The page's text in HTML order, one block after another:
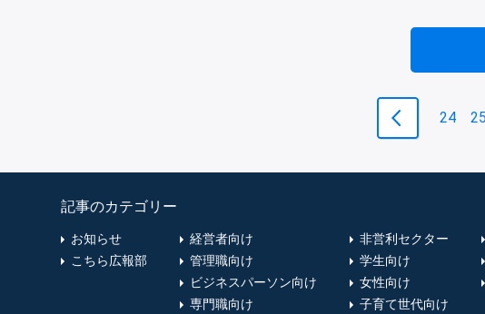
24 25
記事のカテゴリー
お知らせ
こちら広報部
経営者向け
管理職向け
ビジネスパーソン向け
専門職向け
非営利セクター
学生向け
女性向け
子育て世代向け